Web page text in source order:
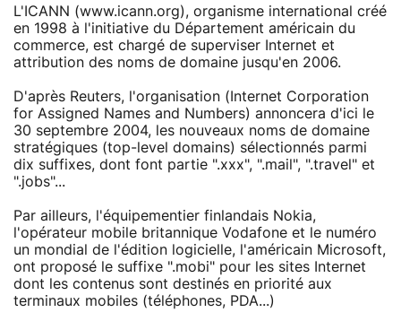
L'ICANN (www.icann.org), organisme international créé
en 1998 à l'initiative du Département américain du
commerce, est chargé de superviser Internet et
attribution des noms de domaine jusqu'en 2006.
D'après Reuters, l'organisation (Internet Corporation
for Assigned Names and Numbers) annoncera d'ici le
30 septembre 2004, les nouveaux noms de domaine
stratégiques (top-level domains) sélectionnés parmi
dix suffixes, dont font partie ".xxx", ".mail", ".travel" et
".jobs"...
Par ailleurs, l'équipementier finlandais Nokia,
l'opérateur mobile britannique Vodafone et le numéro
un mondial de l'édition logicielle, l'américain Microsoft,
ont proposé le suffixe ".mobi" pour les sites Internet
dont les contenus sont destinés en priorité aux
terminaux mobiles (téléphones, PDA...)